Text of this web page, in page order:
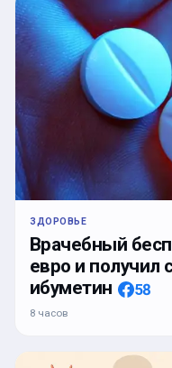
ЗДОРОВЬЕ
Врачебный
евро и получил
ибуметин
58
8 часов